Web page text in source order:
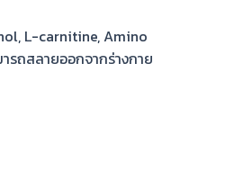
L-carnitine, Amino
รถสลายออกจากร่างกาย